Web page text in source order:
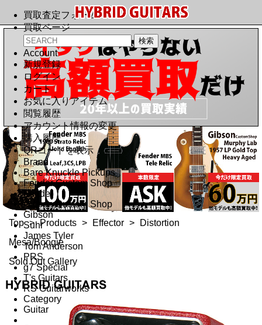
買取査定フォーム
買取ページ
Account
新規登録
ログイン
カート
お気に入りアイテム
閲覧履歴
アカウント情報の変更
購入履歴
QRコードを表示
Brand
Bare Knuckle Pickups
Fender Custom Shop
Fender
Gibson Custom Shop
Gibson
Suhr
James Tyler
Tom Anderson
PRS
g7 Special
T's Guitars
RS Guitarworks
Category
Guitar
Top > Products > Effector >
Distortion
Mesa/Boogie
Sold Out Gallery